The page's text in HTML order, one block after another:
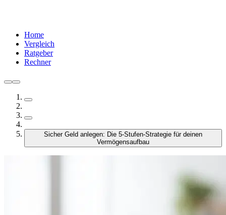
Home
Vergleich
Ratgeber
Rechner
Sicher Geld anlegen: Die 5-Stufen-Strategie für deinen
Vermögensaufbau